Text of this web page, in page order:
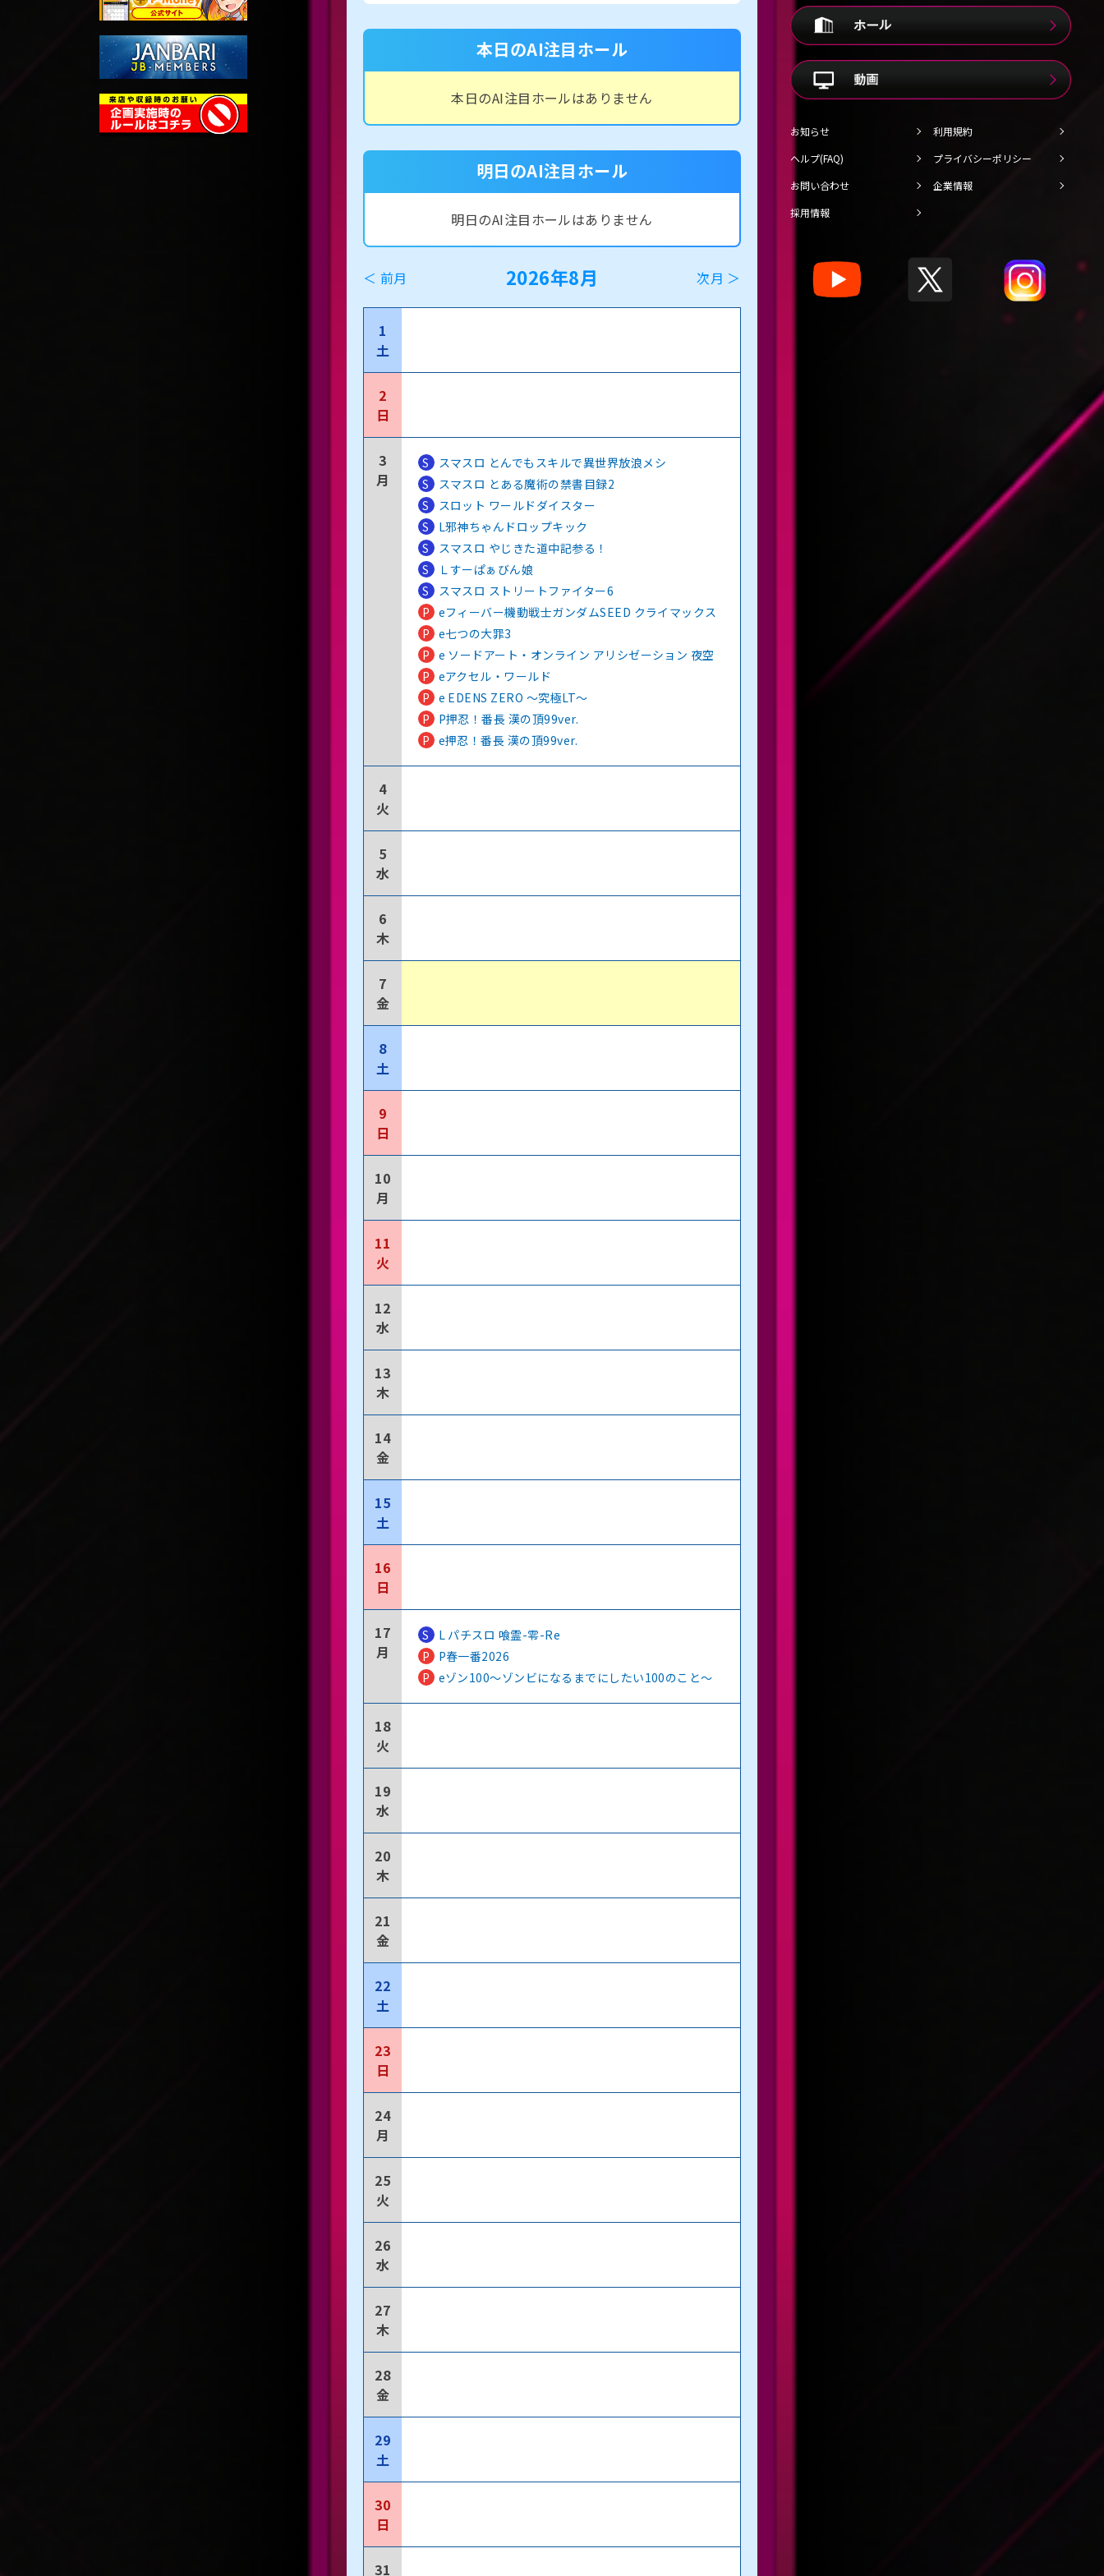
本日のAI注目ホール
本日のAI注目ホールはありません
明日のAI注目ホール
明日のAI注目ホールはありません
＜ 前月 2026年8月 次月 ＞
1
土
2
日
3
月
S
スマスロ とんでもスキルで異世界放浪メシ
S
スマスロ とある魔術の禁書目録2
S
スロット ワールドダイスター
S
L邪神ちゃんドロップキック
S
スマスロ やじきた道中記参る！
S
Ｌすーぱぁびん娘
S
スマスロ ストリートファイター6
P eフィーバー機動戦士ガンダムSEED クライマックス
P e七つの大罪3
P e ソードアート・オンライン アリシゼーション 夜空
P eアクセル・ワールド
P e EDENS ZERO ～究極LT～
P
P押忍！番長 漢の頂99ver.
P e押忍！番長 漢の頂99ver.
4
火
5
水
6
木
7
金
8
土
9
日
10
月
11
火
12
水
13
木
14
金
15
土
16
日
17
月
S
L パチスロ 喰霊-零-Re
P
P春一番2026
P eゾン100～ゾンビになるまでにしたい100のこと～
18
火
19
水
20
木
21
金
22
土
23
日
24
月
25
火
26
水
27
木
28
金
29
土
30
日
31
お知らせ
利用規約
ヘルプ(FAQ)
プライバシーポリシー
お問い合わせ
企業情報
採用情報